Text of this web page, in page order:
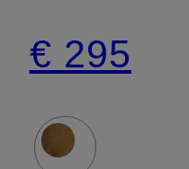
corduroy
€ 295